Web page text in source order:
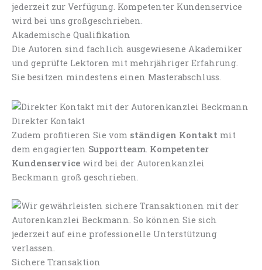
Akademische Qualifikation
Die Autoren sind fachlich ausgewiesene Akademiker
und geprüfte Lektoren mit mehrjähriger Erfahrung.
Sie besitzen mindestens einen Masterabschluss.
Direkter Kontakt
Zudem profitieren Sie vom ständigen Kontakt mit
dem engagierten Supportteam. Kompetenter
Kundenservice wird bei der Autorenkanzlei
Beckmann groß geschrieben.
Sichere Transaktion